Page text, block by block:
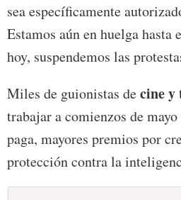
sea específicamente
Estamos aún en huelga hasta
hoy, suspendemos las
Miles de guionistas decine y
trabajar a comienzos de
paga, mayores premios por
protección contra la